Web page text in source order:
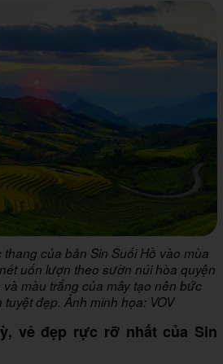
của bản Sin Suối Hồ vào mùa
uốn lượn theo sườn núi hòa quyện
màu trắng của mây tạo nên bức
đẹp. Ảnh minh họa: VOV
vẻ đẹp rực rỡ nhất của Sin